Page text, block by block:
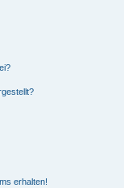
erhalten!